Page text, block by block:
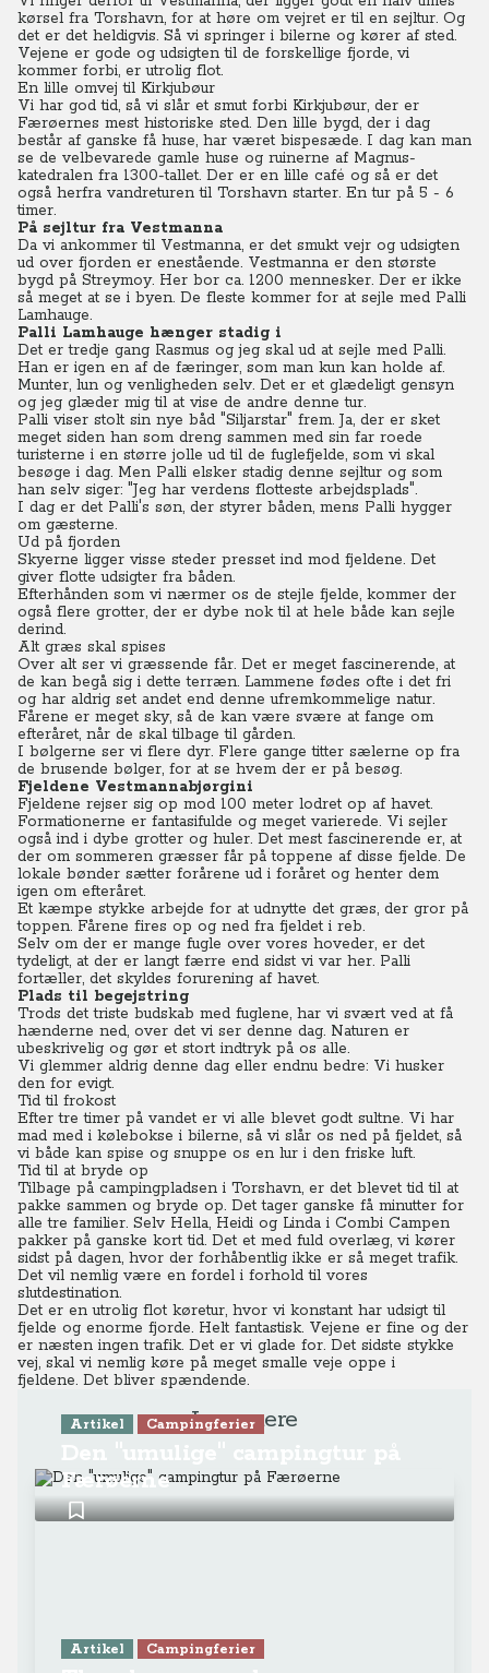
kørsel fra Torshavn, for at høre om vejret er til en sejltur. Og
det er det heldigvis. Så vi springer i bilerne og kører af sted.
Vejene er gode og udsigten til de forskellige fjorde, vi
kommer forbi, er utrolig flot.
En lille omvej til Kirkjubøur
Vi har god tid, så vi slår et smut forbi Kirkjubøur, der er
Færøernes mest historiske sted. Den lille bygd, der i dag
består af ganske få huse, har været bispesæde. I dag kan man
se de velbevarede gamle huse og ruinerne af Magnus-
katedralen fra 1300-tallet. Der er en lille café og så er det
også herfra vandreturen til Torshavn starter. En tur på 5 - 6
timer.
På sejltur fra Vestmanna
Da vi ankommer til Vestmanna, er det smukt vejr og udsigten
ud over fjorden er enestående. Vestmanna er den største
bygd på Streymoy. Her bor ca. 1200 mennesker. Der er ikke
så meget at se i byen. De fleste kommer for at sejle med Palli
Lamhauge.
Palli Lamhauge hænger stadig i
Det er tredje gang Rasmus og jeg skal ud at sejle med Palli.
Han er igen en af de færinger, som man kun kan holde af.
Munter, lun og venligheden selv. Det er et glædeligt gensyn
og jeg glæder mig til at vise de andre denne tur.
Palli viser stolt sin nye båd "Siljarstar" frem. Ja, der er sket
meget siden han som dreng sammen med sin far roede
turisterne i en større jolle ud til de fuglefjelde, som vi skal
besøge i dag. Men Palli elsker stadig denne sejltur og som
han selv siger: "Jeg har verdens flotteste arbejdsplads".
I dag er det Palli's søn, der styrer båden, mens Palli hygger
om gæsterne.
Ud på fjorden
Skyerne ligger visse steder presset ind mod fjeldene. Det
giver flotte udsigter fra båden.
Efterhånden som vi nærmer os de stejle fjelde, kommer der
også flere grotter, der er dybe nok til at hele både kan sejle
derind.
Alt græs skal spises
Over alt ser vi græssende får. Det er meget fascinerende, at
de kan begå sig i dette terræn. Lammene fødes ofte i det fri
og har aldrig set andet end denne ufremkommelige natur.
Fårene er meget sky, så de kan være svære at fange om
efteråret, når de skal tilbage til gården.
I bølgerne ser vi flere dyr. Flere gange titter sælerne op fra
de brusende bølger, for at se hvem der er på besøg.
Fjeldene Vestmannabjørgini
Fjeldene rejser sig op mod 100 meter lodret op af havet.
Formationerne er fantasifulde og meget varierede. Vi sejler
også ind i dybe grotter og huler. Det mest fascinerende er, at
der om sommeren græsser får på toppene af disse fjelde. De
lokale bønder sætter forårene ud i foråret og henter dem
igen om efteråret.
Et kæmpe stykke arbejde for at udnytte det græs, der gror på
toppen. Fårene fires op og ned fra fjeldet i reb.
Selv om der er mange fugle over vores hoveder, er det
tydeligt, at der er langt færre end sidst vi var her. Palli
fortæller, det skyldes forurening af havet.
Plads til begejstring
Trods det triste budskab med fuglene, har vi svært ved at få
hænderne ned, over det vi ser denne dag. Naturen er
ubeskrivelig og gør et stort indtryk på os alle.
Vi glemmer aldrig denne dag eller endnu bedre: Vi husker
den for evigt.
Tid til frokost
Efter tre timer på vandet er vi alle blevet godt sultne. Vi har
mad med i kølebokse i bilerne, så vi slår os ned på fjeldet, så
vi både kan spise og snuppe os en lur i den friske luft.
Tid til at bryde op
Tilbage på campingpladsen i Torshavn, er det blevet tid til at
pakke sammen og bryde op. Det tager ganske få minutter for
alle tre familier. Selv Hella, Heidi og Linda i Combi Campen
pakker på ganske kort tid. Det et med fuld overlæg, vi kører
sidst på dagen, hvor der forhåbentlig ikke er så meget trafik.
Det vil nemlig være en fordel i forhold til vores
slutdestination.
Det er en utrolig flot køretur, hvor vi konstant har udsigt til
fjelde og enorme fjorde. Helt fantastisk. Vejene er fine og der
er næsten ingen trafik. Det er vi glade for. Det sidste stykke
vej, skal vi nemlig køre på meget smalle veje oppe i
fjeldene. Det bliver spændende.
Læs mere
Artikel Campingferier
Færøerne
Artikel Campingferier